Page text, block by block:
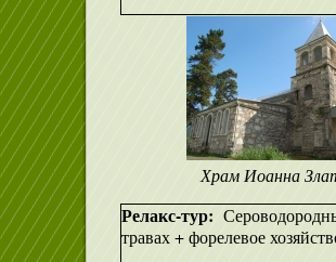
Храм Иоанна
Релакс-тур:
травах + форелевое